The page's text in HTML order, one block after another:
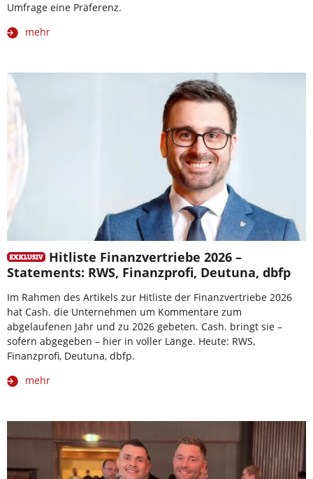
Umfrage eine Präferenz.
mehr
Hitliste Finanzvertriebe 2026 –
Statements: RWS, Finanzprofi, Deutuna, dbfp
Im Rahmen des Artikels zur Hitliste der Finanzvertriebe 2026
hat Cash. die Unternehmen um Kommentare zum
abgelaufenen Jahr und zu 2026 gebeten. Cash. bringt sie –
sofern abgegeben – hier in voller Länge. Heute: RWS,
Finanzprofi, Deutuna, dbfp.
mehr